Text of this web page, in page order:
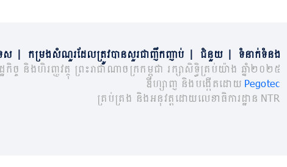
ស កម្រងសំណួរដែលត្រូវបានសួរជាញឹកញាប់ ជំនួយ
ទំនាក់ទំនង
ច្ច និងហិរញ្ញវត្ថុ ព្រះរាជាណាចក្រកម្ពុជា រក្សាសិទ្ធិគ្រប់យ៉ាង ឆ្នាំ២០២៥
ឌីហ្សាញ និងបង្កើតដោយ Pegotec
គ្រប់គ្រង និងអនុវត្តដោយលេខាធិការដ្ឋាន NTR